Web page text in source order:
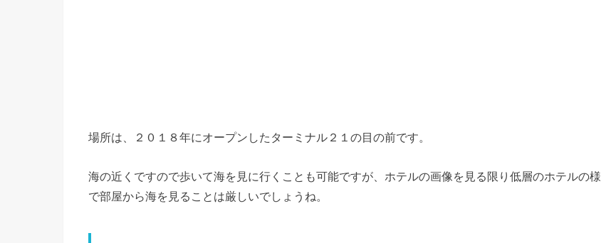
場所は、２０１８年にオープンしたターミナル２１の目の前です。
海の近くですので歩いて海を見に行くことも可能ですが、ホテルの画像を見る限り低層のホテルの様
で部屋から海を見ることは厳しいでしょうね。